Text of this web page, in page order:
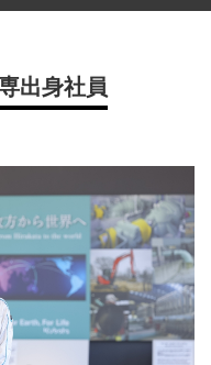
出身社員